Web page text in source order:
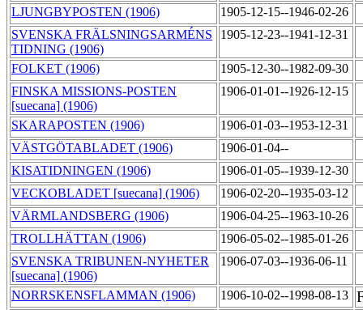
LJUNGBYPOSTEN (1906)
1905-12-15--1946-02-26
SVENSKA FRÄLSNINGSARMÉNS
TIDNING (1906)
1905-12-23--1941-12-31
FOLKET (1906)
1905-12-30--1982-09-30
FINSKA MISSIONS-POSTEN
[suecana] (1906)
1906-01-01--1926-12-15
SKARAPOSTEN (1906)
1906-01-03--1953-12-31
VÄSTGÖTABLADET (1906)
1906-01-04--
KISATIDNINGEN (1906)
1906-01-05--1939-12-30
VECKOBLADET [suecana] (1906)
1906-02-20--1935-03-12
VÄRMLANDSBERG (1906)
1906-04-25--1963-10-26
TROLLHÄTTAN (1906)
1906-05-02--1985-01-26
SVENSKA TRIBUNEN-NYHETER
[suecana] (1906)
1906-07-03--1936-06-11
NORRSKENSFLAMMAN (1906) 1906-10-02--1998-08-13